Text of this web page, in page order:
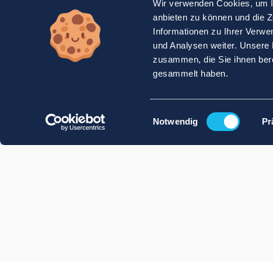
Wir verwenden Cookies, um
anbieten zu können und die
Informationen zu Ihrer
und Analysen weiter.
zusammen, die Sie ihnen
gesammelt haben.
Einwilligungsauswahl
Notwendig